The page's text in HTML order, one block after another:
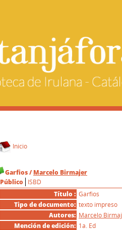
Inicio
Garfios/ Marcelo Birmajer
Público
ISBD
Título : Garfios
Tipo de documento: texto impreso
Autores: Marcelo
Mención de edición: 1a. Ed